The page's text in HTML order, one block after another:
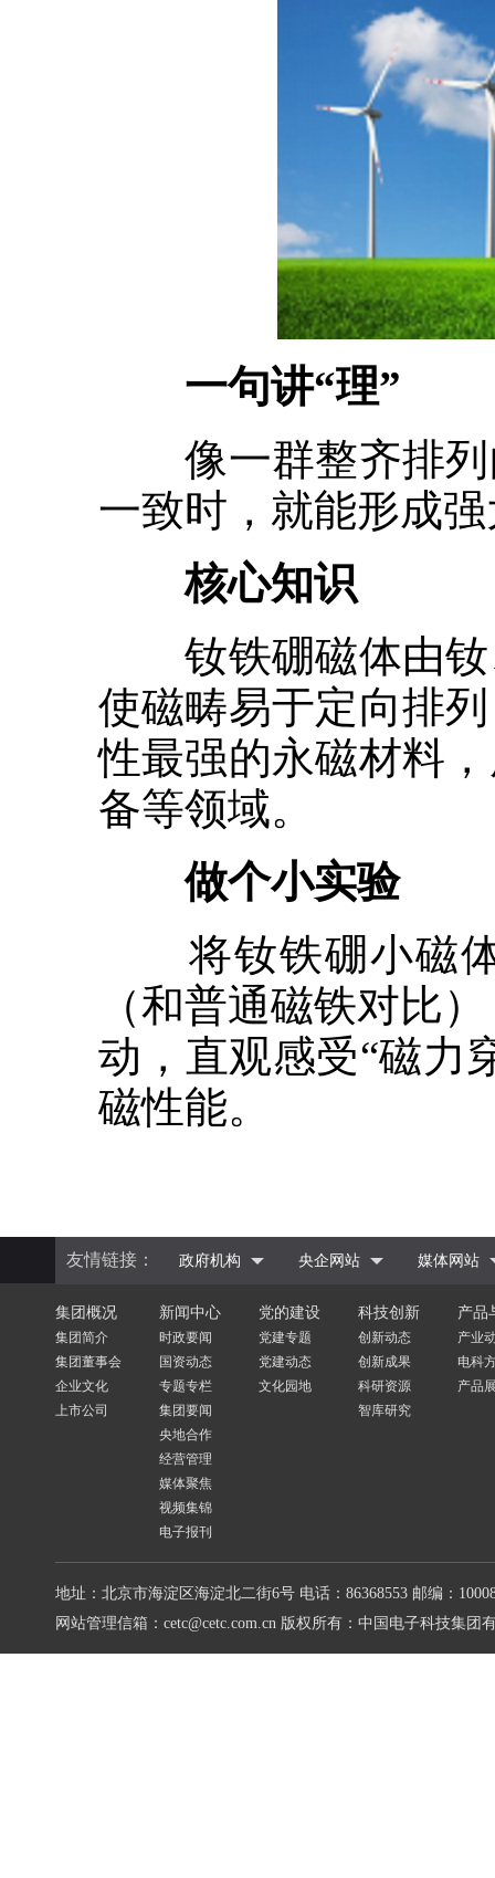
一句讲“理”
像一群整齐排列
一致时，就能形成
核心知识
钕铁硼磁体由钕
使磁畴易于定向排
性最强的永磁材料
备等领域。
做个小实验
将钕铁硼小磁体
（和普通磁铁对比
动，直观感受“磁力
磁性能。
友情链接： 政府机构 央企网站 媒体网站
集团概况
集团简介
集团董事会
企业文化
上市公司
新闻中心
时政要闻
国资动态
专题专栏
集团要闻
央地合作
经营管理
媒体聚焦
视频集锦
电子报刊
党的建设
党建专题
党建动态
文化园地
科技创新
创新动态
创新成果
科研资源
智库研究
产品
产业
电科
产品
地址：北京市海淀区海淀北二街6号 电话：86368553 邮编：
网站管理信箱：cetc@cetc.com.cn 版权所有：中国电子科技集团